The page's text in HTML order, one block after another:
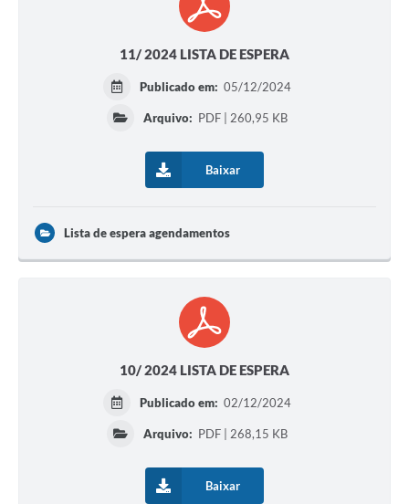
11/ 2024 LISTA DE ESPERA
Publicado em: 05/12/2024
Arquivo: PDF | 260,95 KB
Baixar
Lista de espera agendamentos
10/ 2024 LISTA DE ESPERA
Publicado em: 02/12/2024
Arquivo: PDF | 268,15 KB
Baixar